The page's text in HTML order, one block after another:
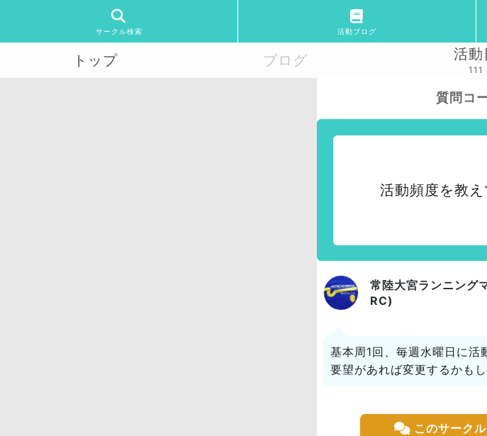
サークル検索 活動ブログ
トップ ブログ 活動
111
質問コ
活動頻度を教え
常陸大宮ランニング
RC)
基本周1回、毎週水曜日に活
要望があれば変更するかもし
このサーク